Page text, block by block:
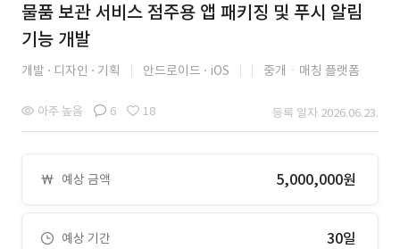
물품 보관 서비스 점주용 앱 패키징 및 푸시 알림
기능 개발
개발 디자인 기획 안드로이드 iOS 중개ㆍ매칭 플랫폼
아주 높음 6 18 등록 일자 2026.06.23.
예상 금액 5,000,000원
예상 기간 30일